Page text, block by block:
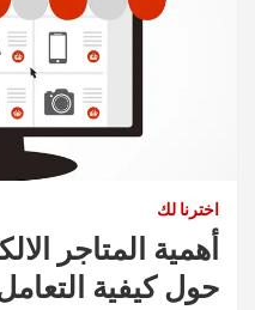
اخترنا لك
أهمية المتاجر
حول كيفية